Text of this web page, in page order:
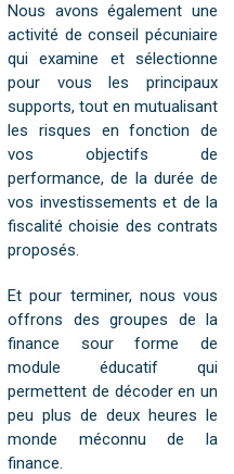
Nous avons également une
activité de conseil pécuniaire
qui examine et sélectionne
pour vous les principaux
supports, tout en mutualisant
les risques en fonction de
vos objectifs de
performance, de la durée de
vos investissements et de la
fiscalité choisie des contrats
proposés.
Et pour terminer, nous vous
offrons des groupes de la
finance sour forme de
module éducatif qui
permettent de décoder en un
peu plus de deux heures le
monde méconnu de la
finance.